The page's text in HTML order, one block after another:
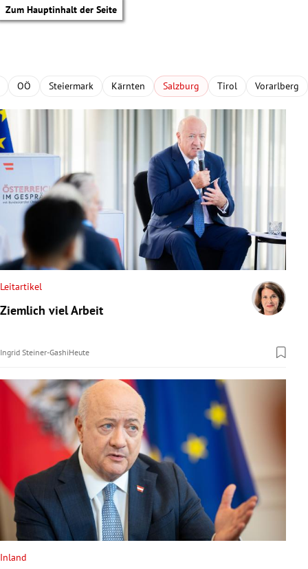
Zum Hauptinhalt der Seite
Untermenü
Untermenü
Untermenü
Untermenü
Untermenü
Untermenü
Untermenü
Untermenü
OÖ Steiermark Kärnten Salzburg Tirol Vorarlberg
Leitartikel
Ziemlich viel Arbeit
Ingrid Steiner-GashiHeute
Inland